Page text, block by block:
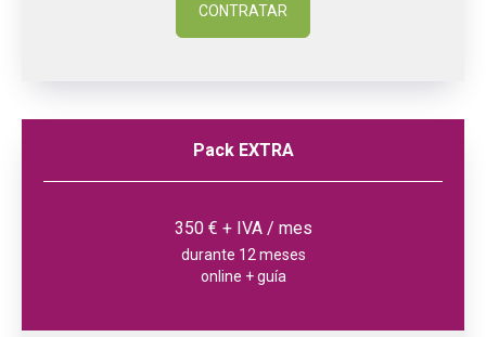
CONTRATAR
Pack EXTRA
350 € + IVA / mes
durante 12 meses
online + guía